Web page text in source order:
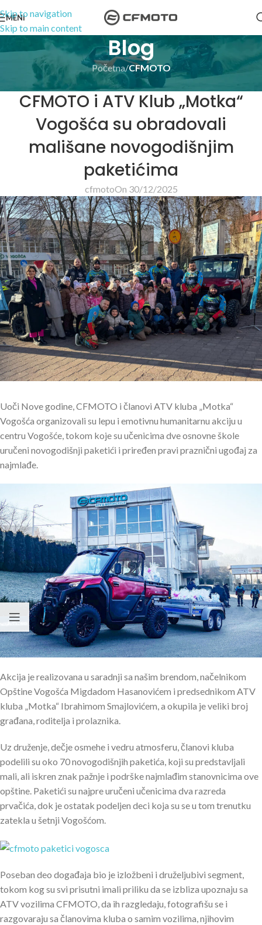
Skip to navigation
Skip to main content
MENI
Blog
Početna/CFMOTO
CFMOTO
CFMOTO i ATV Klub „Motka“
Vogošća su obradovali
mališane novogodišnjim
paketićima
cfmotoOn 30/12/2025
Uoči Nove godine, CFMOTO i članovi ATV kluba „Motka“
Vogošća organizovali su lepu i emotivnu humanitarnu akciju u
centru Vogošće, tokom koje su učenicima dve osnovne škole
uručeni novogodišnji paketići i priređen pravi praznični ugođaj za
najmlađe.
Akcija je realizovana u saradnji sa našim brendom, načelnikom
Opštine Vogošća Migdadom Hasanovićem i predsednikom ATV
kluba „Motka“ Ibrahimom Smajlovićem, a okupila je veliki broj
građana, roditelja i prolaznika.
Uz druženje, dečje osmehe i vedru atmosferu, članovi kluba
podelili su oko 70 novogodišnjih paketića, koji su predstavljali
mali, ali iskren znak pažnje i podrške najmlađim stanovnicima ove
opštine. Paketići su najpre uručeni učenicima dva razreda
prvačića, dok je ostatak podeljen deci koja su se u tom trenutku
zatekla u šetnji Vogošćom.
Poseban deo događaja bio je izložbeni i druželjubivi segment,
tokom kog su svi prisutni imali priliku da se izbliza upoznaju sa
ATV vozilima CFMOTO, da ih razgledaju, fotografišu se i
razgovaraju sa članovima kluba o samim vozilima, njihovim